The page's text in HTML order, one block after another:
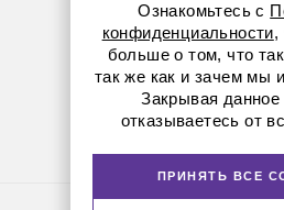
8 (800) 234-
(+374 94)
Ознакомьтесь с
конфиденциальности,
больше о том, что
так же как и зачем мы
Закрывая данное
отказываетесь от
ПРИНЯТЬ ВСЕ